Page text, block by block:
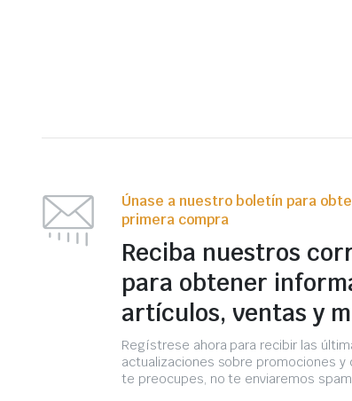
Únase a nuestro boletín para
primera compra
Reciba nuestros
para obtener
artículos, ventas y
Regístrese ahora para recibir las
actualizaciones sobre promociones y
te preocupes, no te enviaremos